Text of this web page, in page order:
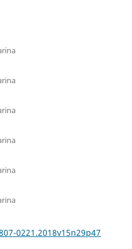
0221.2018v15n29p47